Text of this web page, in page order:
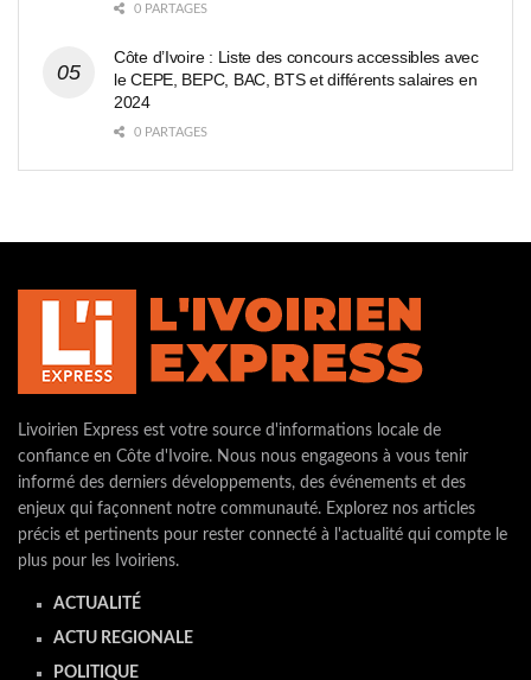
0 PARTAGES
Côte d’Ivoire : Liste des concours accessibles avec
le CEPE, BEPC, BAC, BTS et différents salaires en
2024
0 PARTAGES
Livoirien Express est votre source d'informations locale de
confiance en Côte d'Ivoire. Nous nous engageons à vous tenir
informé des derniers développements, des événements et des
enjeux qui façonnent notre communauté. Explorez nos articles
précis et pertinents pour rester connecté à l'actualité qui compte le
plus pour les Ivoiriens.
ACTUALITÉ
ACTU REGIONALE
POLITIQUE